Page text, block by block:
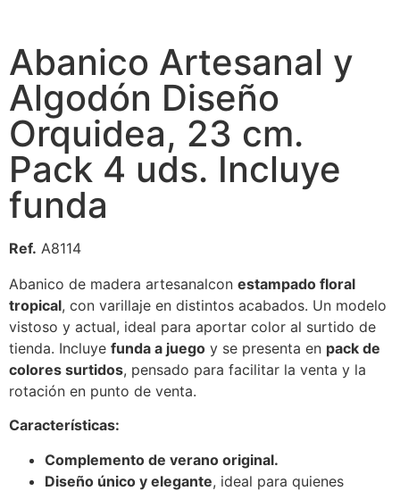
Abanico Artesanal y
Algodón Diseño
Orquidea, 23 cm.
Pack 4 uds. Incluye
funda
Ref. A8114
Abanico de madera artesanalcon estampado floral
tropical, con varillaje en distintos acabados. Un modelo
vistoso y actual, ideal para aportar color al surtido de
tienda. Incluye funda a juego y se presenta en pack de
colores surtidos, pensado para facilitar la venta y la
rotación en punto de venta.
Características:
Complemento de verano original.
Diseño único y elegante, ideal para quienes